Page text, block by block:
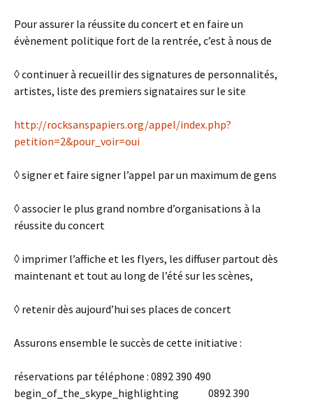
Pour assurer la réussite du concert et en faire un
évènement politique fort de la rentrée, c’est à nous de
◊ continuer à recueillir des signatures de personnalités,
artistes, liste des premiers signataires sur le site
http://rocksanspapiers.org/appel/index.php?
petition=2&pour_voir=oui
◊ signer et faire signer l’appel par un maximum de gens
◊ associer le plus grand nombre d’organisations à la
réussite du concert
◊ imprimer l’affiche et les flyers, les diffuser partout dès
maintenant et tout au long de l’été sur les scènes,
◊ retenir dès aujourd’hui ses places de concert
Assurons ensemble le succès de cette initiative :
réservations par téléphone : 0892 390 490
begin_of_the_skype_highlighting 0892 390